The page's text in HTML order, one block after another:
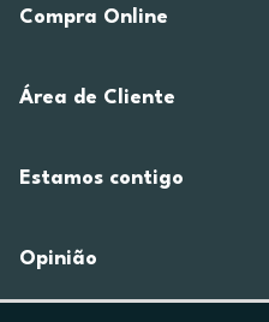
Compra Online
Área de Cliente
Estamos contigo
Opinião